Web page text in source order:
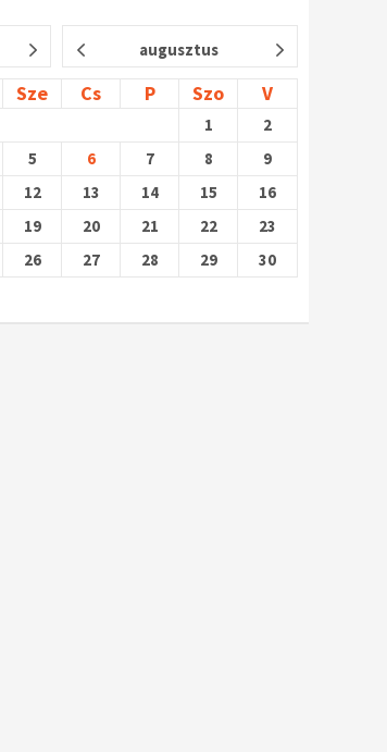
augusztus
Sze Cs P Szo V
1
2
5 6 7 8
9
12 13 14 15
16
19 20 21 22
23
26 27 28 29
30